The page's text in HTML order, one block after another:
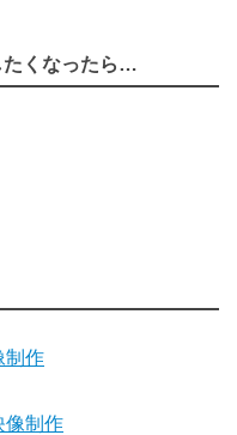
たくなったら…
制作
像制作